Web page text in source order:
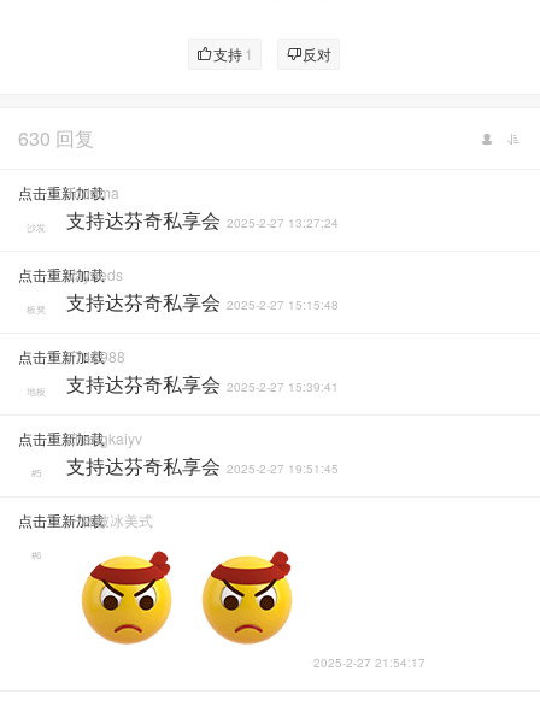
支持1 反对
630 回复
点击重新加载
Toddma
沙发 支持达芬奇私享会 2025-2-27 13:27:24
点击重新加载
Vayneds
板凳 支持达芬奇私享会 2025-2-27 15:15:48
点击重新加载
7742988
地板 支持达芬奇私享会 2025-2-27 15:39:41
点击重新加载Zhangkaiyv
#5 支持达芬奇私享会 2025-2-27 19:51:45
点击重新加载一杯被冰美式
#6
2025-2-27 21:54:17